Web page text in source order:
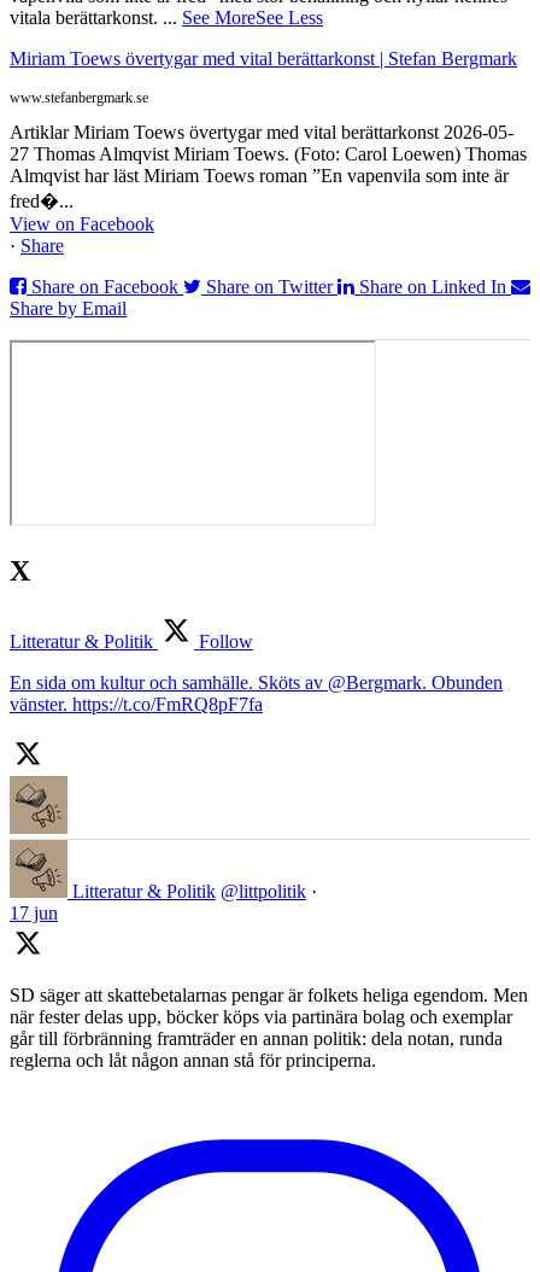
vitala berättarkonst. ... See MoreSee Less
Miriam Toews övertygar med vital berättarkonst | Stefan Bergmark
www.stefanbergmark.se
Artiklar Miriam Toews övertygar med vital berättarkonst 2026-05-
27 Thomas Almqvist Miriam Toews. (Foto: Carol Loewen) Thomas
Almqvist har läst Miriam Toews roman ”En vapenvila som inte är
fred�...
View on Facebook
· Share
Share on Facebook
Share on Twitter
Share on Linked In
Share by Email
X
Litteratur & Politik
Follow
En sida om kultur och samhälle. Sköts av @Bergmark. Obunden
vänster. https://t.co/FmRQ8pF7fa
Litteratur & Politik @littpolitik ·
17 jun
SD säger att skattebetalarnas pengar är folkets heliga egendom. Men
när fester delas upp, böcker köps via partinära bolag och exemplar
går till förbränning framträder en annan politik: dela notan, runda
reglerna och låt någon annan stå för principerna.